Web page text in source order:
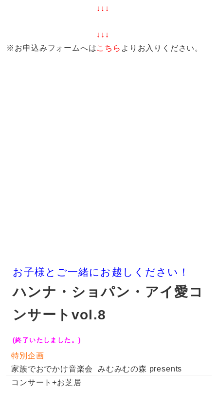
↓↓↓
↓↓↓
※お申込みフォームへはこちら よりお入りください。
お子様とご一緒にお越しください！
ハンナ・ショパン・アイ愛コ
ンサートvol.8
(終了いたしました。)
特別企画
家族でおでかけ音楽会 みむみむの森 presents
コンサート+お芝居